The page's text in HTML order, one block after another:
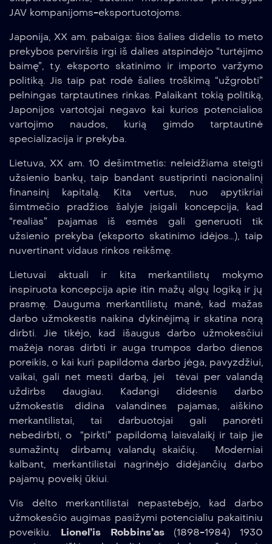
JAV kompanijoms-eksportuotojoms.
Japonija, XX am. pabaiga: šios šalies didelis to meto
prekybos perviršis irgi iš dalies atspindėjo “turtėjimo
baimę”, t.y. eksporto skatinimo ir importo varžymo
politiką. Jis taip pat rodė šalies troškimą “užgrobti”
pelningas tarptautines rinkas. Palaikant tokią politiką,
Japonijos vartotojai negavo kai kurios potencialios
vartojimo naudos, kurią gimdo tarptautinė
specializacija ir prekyba.
Lietuva, XX am. 10 dešimtmetis: neleidžiama steigti
užsienio bankų, taip bandant sustiprinti nacionalinį
finansinį kapitalą. Kita vertus, nuo apytikriai
šimtmečio pradžios šalyje įsigali koncepcija, kad
“realias” pajamas iš esmės gali generuoti tik
užsienio prekyba (eksporto skatinimo idėjos…), taip
nuvertinant vidaus rinkos reikšmę.
Lietuvai aktuali ir kita merkantilistų mokymo
inspiruota koncepcija apie itin mažų algų logiką ir jų
prasmę. Dauguma merkantilistų manė, kad mažas
darbo užmokestis naikina dykinėjimą ir skatina norą
dirbti. Jie tikėjo, kad išaugus darbo užmokesčiui
mažėja noras dirbti ir auga trumpos darbo dienos
poreikis, o kai kuri papildoma darbo jėga, pavyzdžiui,
vaikai, gali net mesti darbą, jei tėvai per valandą
uždirbs daugiau. Kadangi didesnis darbo
užmokestis didina valandines pajamas, aiškino
merkantilistai, tai darbuotojai gali panorėti
nebedirbti, o “pirkti” papildomą laisvalaikį ir taip jie
sumažintų dirbamų valandų skaičių. Moderniai
kalbant, merkantilistai nagrinėjo didėjančių darbo
pajamų poveikį ūkiui.
Vis dėlto merkantilistai nepastebėjo, kad darbo
užmokesčio augimas pasižymi potencialiu pakaitiniu
poveikiu. Lionel’is Robbins’as(1898-1984) 1930